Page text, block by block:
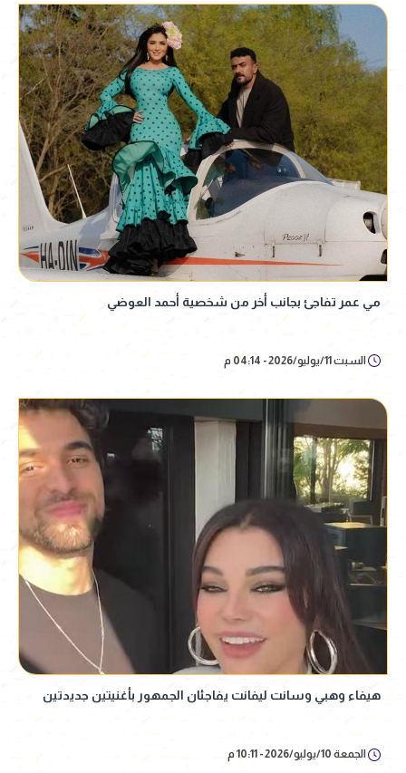
مي عمر تفاجئ بجانب أخر من شخصية أحمد العوضي
السبت 11/يوليو/2026 - 04:14 م
هيفاء وهبي وسانت ليفانت يفاجئان الجمهور بأغنيتين جديدتين
الجمعة 10/يوليو/2026 - 10:11 م